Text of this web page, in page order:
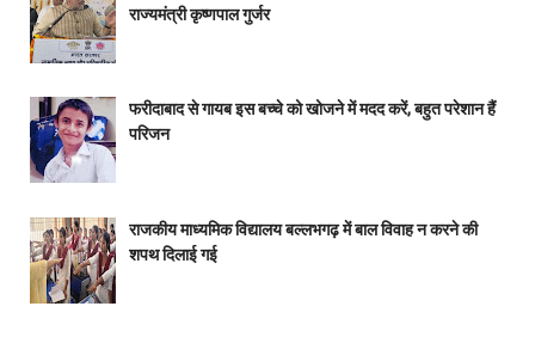
राज्यमंत्री कृष्णपाल गुर्जर
फरीदाबाद से गायब इस बच्चे को खोजने में मदद करें, बहुत परेशान हैं
परिजन
राजकीय माध्यमिक विद्यालय बल्लभगढ़ में बाल विवाह न करने की
शपथ दिलाई गई